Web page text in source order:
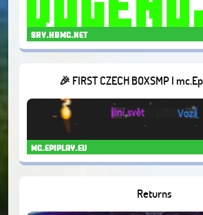
srv.hbmc.net
🎉 FIRST CZECH BOXSMP I
mc.epiplay.eu
Returns